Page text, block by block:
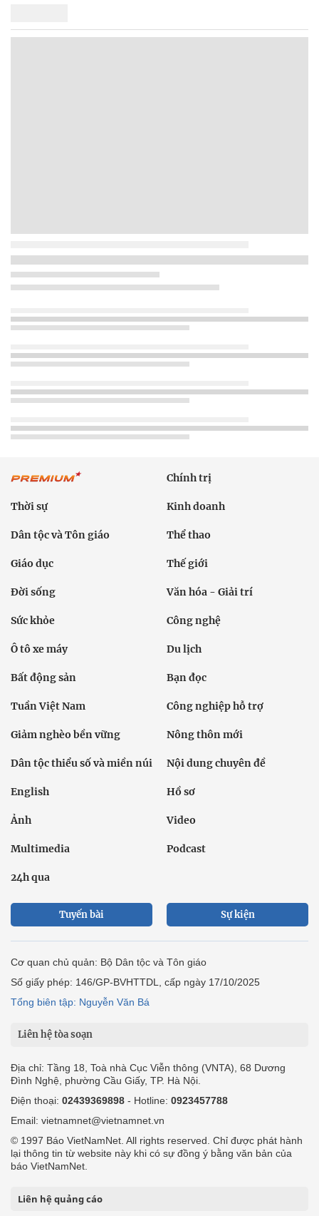
Chính trị
Thời sự Kinh doanh
Dân tộc và Tôn giáo Thể thao
Giáo dục Thế giới
Đời sống Văn hóa - Giải trí
Sức khỏe Công nghệ
Ô tô xe máy Du lịch
Bất động sản Bạn đọc
Tuần Việt Nam Công nghiệp hỗ trợ
Giảm nghèo bền vững Nông thôn mới
Dân tộc thiểu số và miền núi Nội dung chuyên đề
English Hồ sơ
Ảnh Video
Multimedia Podcast
24h qua
Tuyến bài Sự kiện
Cơ quan chủ quản: Bộ Dân tộc và Tôn giáo
Số giấy phép: 146/GP-BVHTTDL, cấp ngày 17/10/2025
Tổng biên tập: Nguyễn Văn Bá
Liên hệ tòa soạn
Địa chỉ: Tầng 18, Toà nhà Cục Viễn thông (VNTA), 68 Dương
Đình Nghệ, phường Cầu Giấy, TP. Hà Nội.
Điện thoại: 02439369898 - Hotline: 0923457788
Email: vietnamnet@vietnamnet.vn
© 1997 Báo VietNamNet. All rights reserved. Chỉ được phát hành
lại thông tin từ website này khi có sự đồng ý bằng văn bản của
báo VietNamNet.
Liên hệ quảng cáo